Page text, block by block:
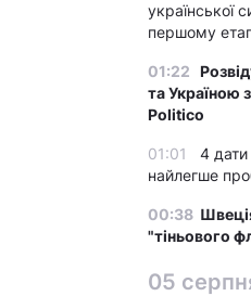
української
першому
01:22
та Україною
Politico
01:01
4
найлегше
00:38
"тіньового
05